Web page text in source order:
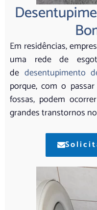
Em residências,
uma rede de
de desentupimento
porque, com o
fossas, podem
grandes transtornos